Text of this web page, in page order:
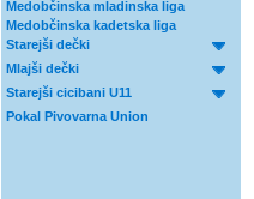
Medobčinska mladinska liga
Medobčinska kadetska liga
Starejši dečki
Mlajši dečki
Starejši cicibani U11
Pokal Pivovarna Union